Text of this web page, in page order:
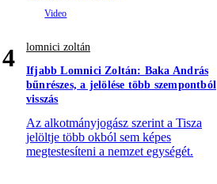
4
lomnici zoltán
Ifjabb Lomnici Zoltán: Baka András
bűnrészes, a jelölése több szempontból
visszás
Az alkotmányjogász szerint a Tisza
jelöltje több okból sem képes
megtestesíteni a nemzet egységét.